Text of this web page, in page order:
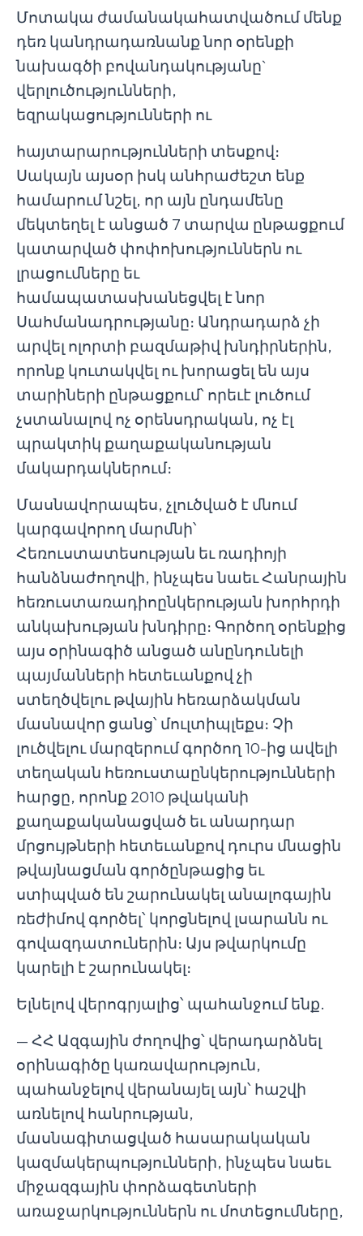
Մոտակա ժամանակահատվածում մենք
դեռ կանդրադառնանք նոր օրենքի
նախագծի բովանդակությանը`
վերլուծությունների,
եզրակացությունների ու
հայտարարությունների տեսքով։
Սակայն այսօր իսկ անհրաժեշտ ենք
համարում նշել, որ այն ընդամենը
մեկտեղել է անցած 7 տարվա ընթացքում
կատարված փոփոխություններն ու
լրացումները եւ
համապատասխանեցվել է նոր
Սահմանադրությանը։ Անդրադարձ չի
արվել ոլորտի բազմաթիվ խնդիրներին,
որոնք կուտակվել ու խորացել են այս
տարիների ընթացքում՝ որեւէ լուծում
չստանալով ոչ օրենսդրական, ոչ էլ
պրակտիկ քաղաքականության
մակարդակներում։
Մասնավորապես, չլուծված է մնում
կարգավորող մարմնի՝
Հեռուստատեսության եւ ռադիոյի
հանձնաժողովի, ինչպես նաեւ Հանրային
հեռուստառադիոընկերության խորհրդի
անկախության խնդիրը։ Գործող օրենքից
այս օրինագիծ անցած անընդունելի
պայմանների հետեւանքով չի
ստեղծվելու թվային հեռարձակման
մասնավոր ցանց՝ մուլտիպլեքս։ Չի
լուծվելու մարզերում գործող 10-ից ավելի
տեղական հեռուստաընկերությունների
հարցը, որոնք 2010 թվականի
քաղաքականացված եւ անարդար
մրցույթների հետեւանքով դուրս մնացին
թվայնացման գործընթացից եւ
ստիպված են շարունակել անալոգային
ռեժիմով գործել՝ կորցնելով լսարանն ու
գովազդատուներին։ Այս թվարկումը
կարելի է շարունակել։
Ելնելով վերոգրյալից՝ պահանջում ենք.
— ՀՀ Ազգային ժողովից՝ վերադարձնել
օրինագիծը կառավարություն,
պահանջելով վերանայել այն՝ հաշվի
առնելով հանրության,
մասնագիտացված հասարակական
կազմակերպությունների, ինչպես նաեւ
միջազգային փորձագետների
առաջարկություններն ու մոտեցումները,